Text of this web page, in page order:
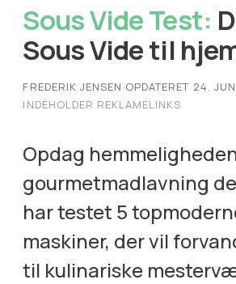
Sous Vide Test:
Sous Vide til
FREDERIK JENSEN·OPDATERET 24.
INDEHOLDER REKLAMELINKS
Opdag
gourmetmadlavning
har testet 5
maskiner, der vil
til kulinariske